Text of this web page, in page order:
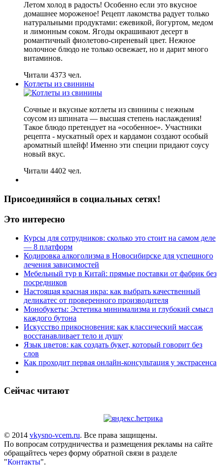
Летом холод в радость! Особенно если это вкусное
домашнее мороженое! Рецепт лакомства радует только
натуральными продуктами: ежевикой, йогуртом, медом
и лимонным соком. Ягоды окрашивают десерт в
романтичный фиолетово-сиреневый цвет. Нежное
молочное блюдо не только освежает, но и дарит много
витаминов.
Читали 4373 чел.
Котлеты из свинины
Сочные и вкусные котлеты из свинины с нежным
соусом из шпината — высшая степень наслаждения!
Такое блюдо претендует на «особенное». Участники
рецепта - мускатный орех и кардамон создают особый
ароматный шлейф! Именно эти специи придают соусу
новый вкус.
Читали 4402 чел.
Присоединяйся в социальных сетях!
Это интересно
Курсы для сотрудников: сколько это стоит на самом деле
— 8 платформ
Кодировка алкоголизма в Новосибирске для успешного
лечения зависимостей
Мебельный тур в Китай: прямые поставки от фабрик без
посредников
Настоящая красная икра: как выбрать качественный
деликатес от проверенного производителя
Монобукеты: Эстетика минимализма и глубокий смысл
каждого бутона
Искусство прикосновения: как классический массаж
восстанавливает тело и душу
Язык цветов: как создать букет, который говорит без
слов
Как проходит первая онлайн-консультация у экстрасенса
Сейчас читают
© 2014 vkysno-vcem.ru. Все права защищены.
По вопросам сотрудничества и размещения рекламы на сайте
обращайтесь через форму обратной связи в разделе
"Контакты".